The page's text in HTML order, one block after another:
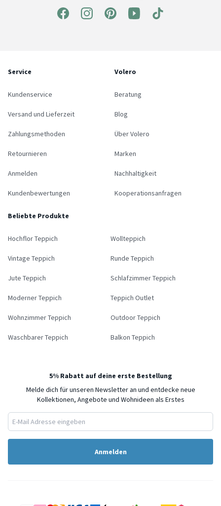
Service
Kundenservice
Versand und Lieferzeit
Zahlungsmethoden
Retournieren
Anmelden
Kundenbewertungen
Volero
Beratung
Blog
Über Volero
Marken
Nachhaltigkeit
Kooperationsanfragen
Beliebte Produkte
Hochflor Teppich Wollteppich
Vintage Teppich Runde Teppich
Jute Teppich Schlafzimmer Teppich
Moderner Teppich Teppich Outlet
Wohnzimmer Teppich Outdoor Teppich
Waschbarer Teppich Balkon Teppich
5% Rabatt auf deine erste Bestellung
Melde dich für unseren Newsletter an und entdecke neue
Kollektionen, Angebote und Wohnideen als Erstes
Anmelden